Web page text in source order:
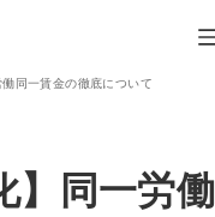
同一賃金の徹底について
】同一労働